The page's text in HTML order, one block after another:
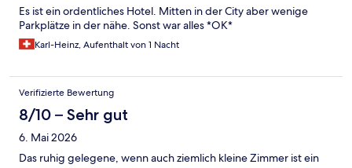
Es ist ein ordentliches Hotel. Mitten in der City aber wenige
Parkplätze in der nähe. Sonst war alles *OK*
Karl-Heinz, Aufenthalt von 1 Nacht
Verifizierte Bewertung
8/10 – Sehr gut
6. Mai 2026
Das ruhig gelegene, wenn auch ziemlich kleine Zimmer ist ein